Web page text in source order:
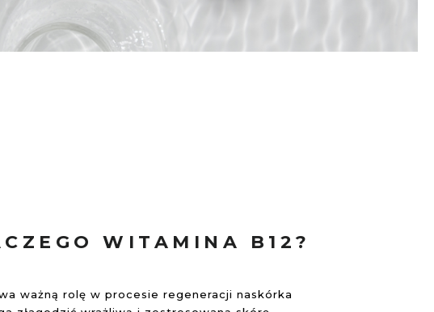
WITAMINA B12?
ważną rolę w procesie regeneracji naskórka